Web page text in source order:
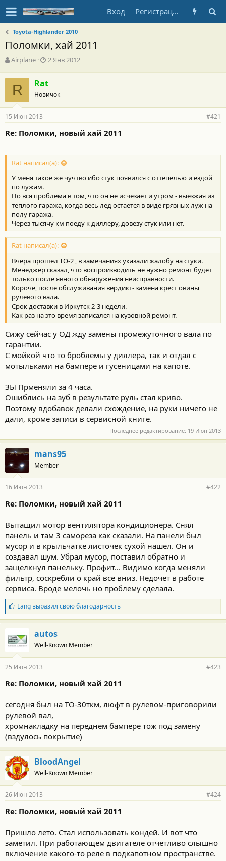
Вход Регистрация
Toyota-Highlander 2010
Поломки, хай 2011
А
т
о
р
т
е
м
ы
Airplane
Д
а
н
а
л
2 Янв 2012
R Rat
Новичок
15 Июн 2013 #421
Re: Поломки, новый хай 2011
Rat написал(а):
У меня такое же чучтво ибо стук появился с оттепелью и ездой
по лужам.
Но вся проблема в том, что он не исчезает и утром - выезжая из
теплого гаража, когда весь лед остается в виде грязных луж на
полу гаража.
Через тысячу км поеду к диллеру, довезу стук или нет.
Rat написал(а):
Вчера прошел ТО-2 , в замечаниях указали жалобу на стуки.
Менеджер сказал, что воспроизводить не нужно ремонт будет
только после явного обнаружения неисправности.
Короче, после обслуживания вердикт- замена крест овины
рулевого вала.
Срок доставки в Иркутск 2-3 недели.
Как раз на это время записался на кузовной ремонт.
Сижу сейчас у ОД жду замены промежуточного вала по
гарантии.
С мойкой что то броблемы у диллера, так и отдал с
мотыльками на бампере и гусеницами на капоте.
ЗЫ Прменяли за 4 часа.
Ошиблись на зуб в результате руль стал криво.
Поэтому вдобавок делали схождение, на руки ничего не
дали, кроме записи в сервисной книге.
Последнее редактирование: 19 Июн 2013
mans95
Member
16 Июн 2013 #422
Re: Поломки, новый хай 2011
Вытащил мотор вентилятора кондиционера. Снял
панель и там 3 самореза как сказали. На панели был
мусор и в крыльчатке листочек сухой нашел. Он и
создавал шум. Убрал мусор, поставил обратно и
защелкнул панельку. Профит... Видимо когда меняли
фильтр, соскребли о край все вниз. Недочет в работе
сервиса. Вроде мелочь но проблему сделала.
Б
л
а
о
д
а
н
с
и
Langвыразил свою благодарность
autos
Well-Known Member
25 Июн 2013 #423
Re: Поломки, новый хай 2011
сегодня был на ТО-30ткм, люфт в рулевом-приговорили
рулевой вал,
хромнакладку на переднем бампере тож под замену
(вздулось покрытие)
BloodAngel
Well-Known Member
26 Июн 2013 #424
Re: Поломки, новый хай 2011
Пришло лето. Стал использовать кондей. И вот что
заметил. При работающем двигателе отчетливо слышно
включение какого-то реле в подкапотном пространстве.